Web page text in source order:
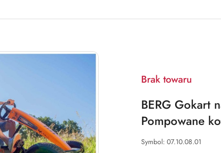
Brak towaru
BERG Gokart
Pompowane
Symbol: 07.10.08.01